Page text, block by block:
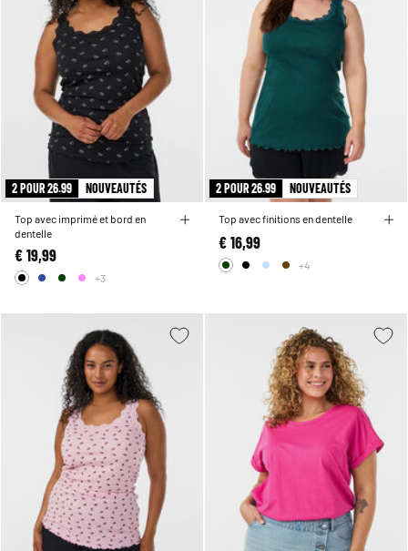
2 POUR 26.99 NOUVEAUTÉS
Top avec imprimé et bord en
dentelle
€ 19,99
+3
2 POUR 26.99 NOUVEAUTÉS
Top avec finitions en dentelle
€ 16,99
+4